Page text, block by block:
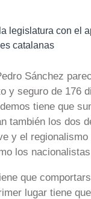
legislatura con el
catalanas
Sánchez
y seguro de 176
tiene que
también los dos
y el
los
que
lugar tiene